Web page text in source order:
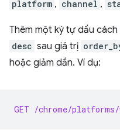
platform , channel ,
Thêm một ký tự dấu cách
desc sau giá trị
hoặc giảm dần. Ví dụ:
GET /chrome/